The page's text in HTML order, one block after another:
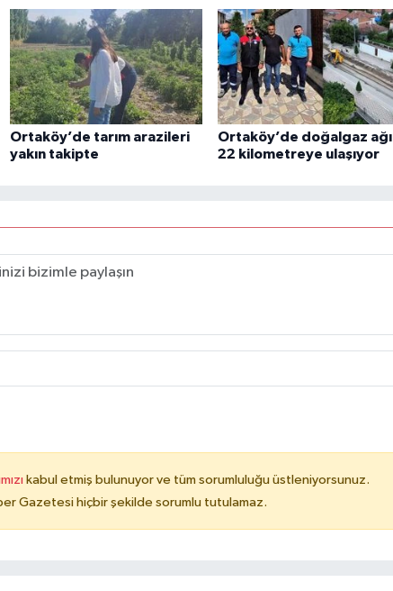
Ortaköy’de tarım arazileri
yakın takipte
Ortaköy’de doğalgaz ağı
22 kilometreye ulaşıyor
kabul etmiş bulunuyor ve tüm sorumluluğu üstleniyorsunuz.
Gazetesi hiçbir şekilde sorumlu tutulamaz.